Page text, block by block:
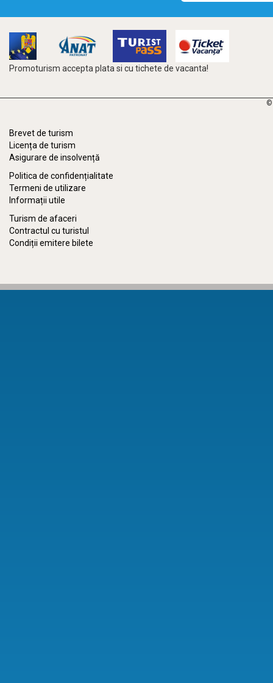
Promoturism accepta plata si cu tichete de vacanta!
©
Brevet de turism
Licența de turism
Asigurare de insolvență
Politica de confidențialitate
Termeni de utilizare
Informații utile
Turism de afaceri
Contractul cu turistul
Condiții emitere bilete